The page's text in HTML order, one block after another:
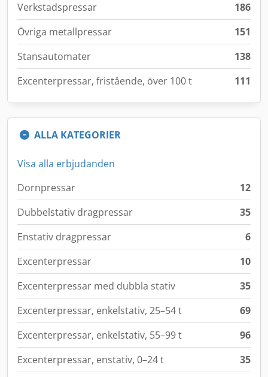
Verkstadspressar
186
Övriga metallpressar
151
Stansautomater
138
Excenterpressar, fristående, över 100 t
111
ALLA KATEGORIER
Visa alla erbjudanden
Dornpressar
12
Dubbelstativ dragpressar
35
Enstativ dragpressar
6
Excenterpressar
10
Excenterpressar med dubbla stativ
35
Excenterpressar, enkelstativ, 25–54 t
69
Excenterpressar, enkelstativ, 55–99 t
96
Excenterpressar, enstativ, 0–24 t
35